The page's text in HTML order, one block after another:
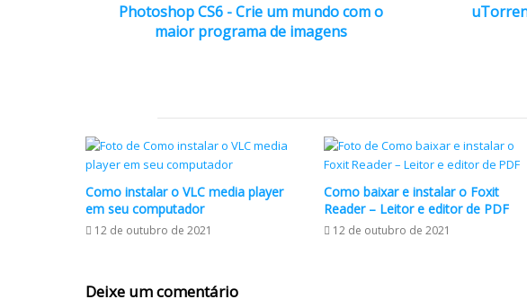
12 de outubro de 2021
Photoshop CS6 - Crie um mundo com o
maior programa de imagens
Como instalar o VLC media player
em seu computador
12 de outubro de 2021
Como baixar e instalar o Foxit
Reader – Leitor e editor de PDF
12 de outubro de 2021
Deixe um comentário